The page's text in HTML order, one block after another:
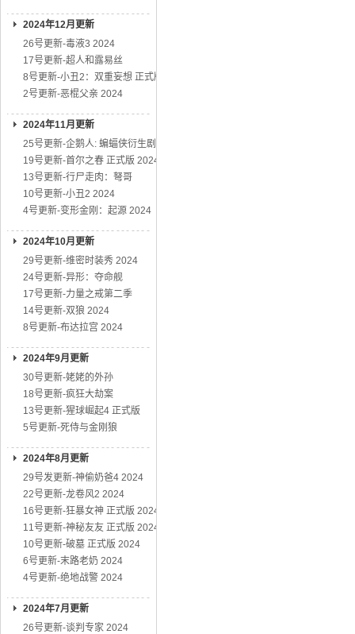
2024年12月更新
26号更新-毒液3 2024
17号更新-超人和露易丝
8号更新-小丑2：双重妄想 正式版
2号更新-恶棍父亲 2024
2024年11月更新
25号更新-企鹅人: 蝙蝠侠衍生剧
19号更新-首尔之春 正式版 2024
13号更新-行尸走肉：弩哥
10号更新-小丑2 2024
4号更新-变形金刚：起源 2024
2024年10月更新
29号更新-维密时装秀 2024
24号更新-异形：夺命舰
17号更新-力量之戒第二季
14号更新-双狼 2024
8号更新-布达拉宫 2024
2024年9月更新
30号更新-姥姥的外孙
18号更新-疯狂大劫案
13号更新-猩球崛起4 正式版
5号更新-死侍与金刚狼
2024年8月更新
29号发更新-神偷奶爸4 2024
22号更新-龙卷风2 2024
16号更新-狂暴女神 正式版 2024
11号更新-神秘友友 正式版 2024
10号更新-破墓 正式版 2024
6号更新-末路老奶 2024
4号更新-绝地战警 2024
2024年7月更新
26号更新-谈判专家 2024